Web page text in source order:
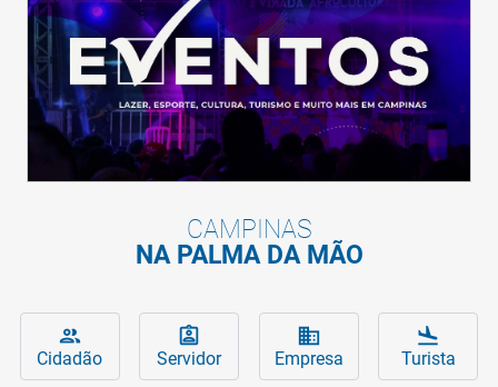
CAMPINAS
NA PALMA DA MÃO
people
Cidadão
Serviços da Prefeitura para você
assignment_ind
Servidor
Principais assuntos que interessam ao
business
Empresa
Serviços da Prefeitura
flight_land
Turista